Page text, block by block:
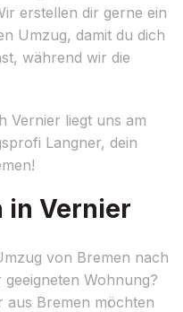
erstellen dir gerne ein
Umzug, damit du dich
während wir die
Vernier liegt uns am
Langner, dein
in Vernier
von Bremen nach
Wohnung?
Bremen möchten